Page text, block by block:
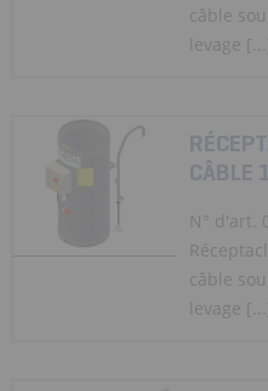
câble
levage
CÂBLE
N° d'art.
câble
levage